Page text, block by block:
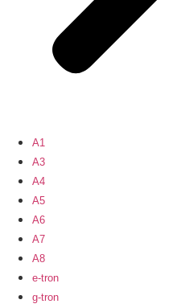
A1
A3
A4
A5
A6
A7
A8
e-tron
g-tron